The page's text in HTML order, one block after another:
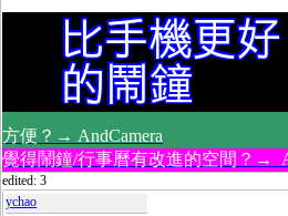
方便？→ AndCamera
覺得鬧鐘/行事曆有改進的空間？→
edited: 3
ychao